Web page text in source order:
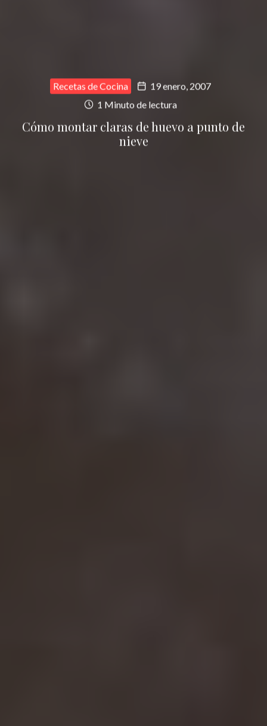
Recetas de Cocina
19 enero, 2007
1 Minuto de lectura
Cómo montar claras de huevo a punto de
nieve